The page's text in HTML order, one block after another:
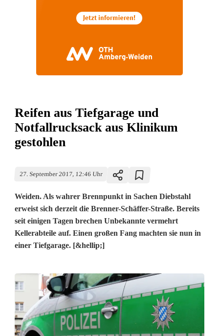
Reifen aus Tiefgarage und
Notfallrucksack aus Klinikum
gestohlen
27. September 2017, 12:46 Uhr
Weiden. Als wahrer Brennpunkt in Sachen Diebstahl
erweist sich derzeit die Brenner-Schäffer-Straße. Bereits
seit einigen Tagen brechen Unbekannte vermehrt
Kellerabteile auf. Einen großen Fang machten sie nun in
einer Tiefgarage. [&hellip;]